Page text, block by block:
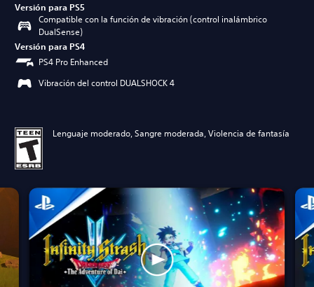
Versión para PS5
Compatible con la función de vibración (control inalámbrico
DualSense)
Versión para PS4
PS4 Pro Enhanced
Vibración del control DUALSHOCK 4
Lenguaje moderado, Sangre moderada, Violencia de fantasía